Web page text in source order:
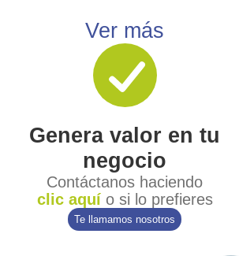
Ver más
Genera valor en tu
negocio
Contáctanos haciendo
clic aquío si lo prefieres
Te llamamos nosotros